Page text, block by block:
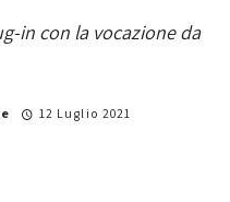
in con la vocazione da
12 Luglio 2021